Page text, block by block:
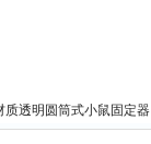
质透明圆筒式小鼠固定器